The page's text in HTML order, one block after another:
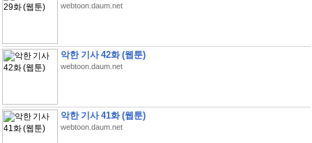
webtoon.daum.net
악한 기사 42화 (웹툰)
webtoon.daum.net
악한 기사 41화 (웹툰)
webtoon.daum.net